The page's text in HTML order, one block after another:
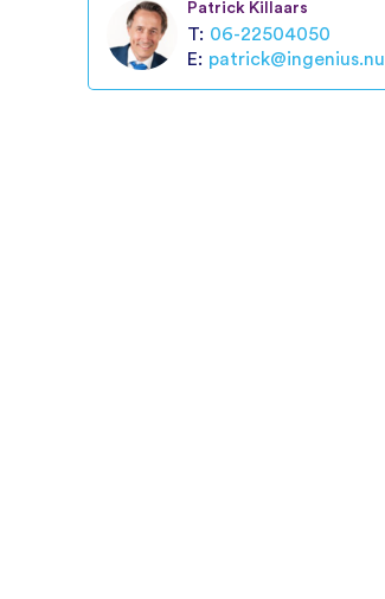
Patrick Killaars
T: 06-22504050
E: patrick@ingenius.nu